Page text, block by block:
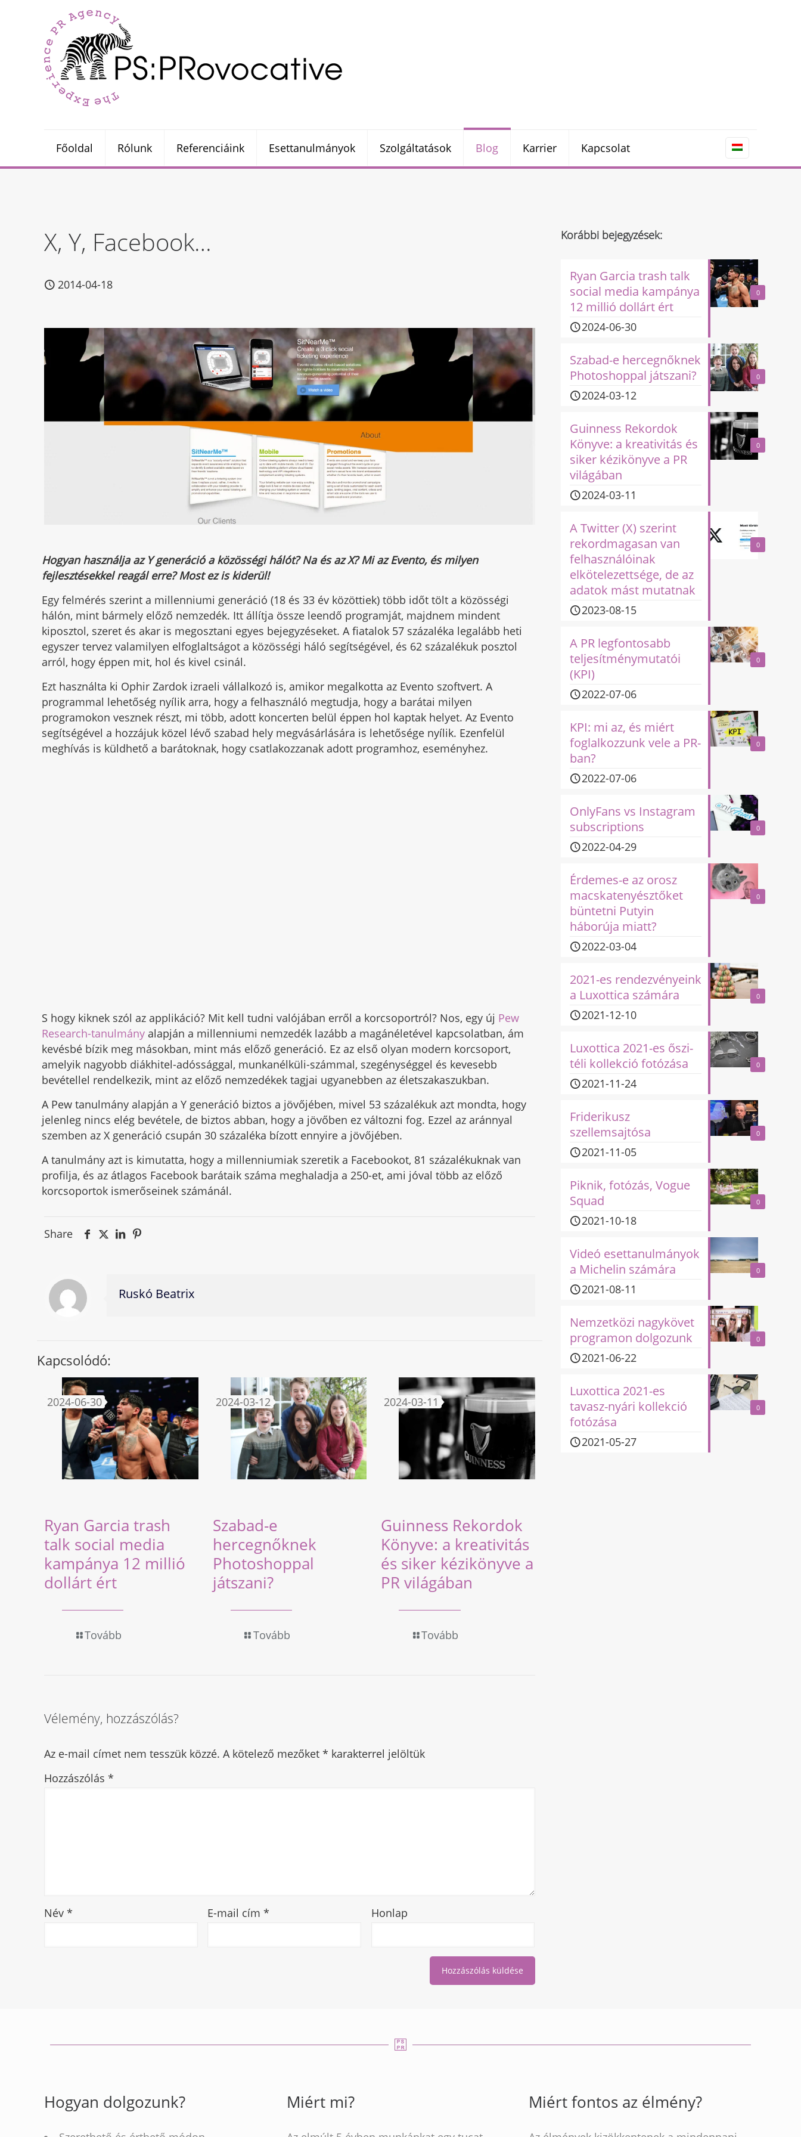
Főoldal Rólunk Referenciáink Esettanulmányok Szolgáltatások Blog Karrier Kapcsolat
X, Y, Facebook…
2014-04-18
Hogyan használja az Y generáció a közösségi hálót? Na és az X? Mi az Evento, és milyen
fejlesztésekkel reagál erre? Most ez is kiderül!
Egy felmérés szerint a millenniumi generáció (18 és 33 év közöttiek) több időt tölt a közösségi
hálón, mint bármely előző nemzedék. Itt állítja össze leendő programját, majdnem mindent
kiposztol, szeret és akar is megosztani egyes bejegyzéseket. A fiatalok 57 százaléka legalább heti
egyszer tervez valamilyen elfoglaltságot a közösségi háló segítségével, és 62 százalékuk posztol
arról, hogy éppen mit, hol és kivel csinál.
Ezt használta ki Ophir Zardok izraeli vállalkozó is, amikor megalkotta az Evento szoftvert. A
programmal lehetőség nyílik arra, hogy a felhasználó megtudja, hogy a barátai milyen
programokon vesznek részt, mi több, adott koncerten belül éppen hol kaptak helyet. Az Evento
segítségével a hozzájuk közel lévő szabad hely megvásárlására is lehetősége nyílik. Ezenfelül
meghívás is küldhető a barátoknak, hogy csatlakozzanak adott programhoz, eseményhez.
S hogy kiknek szól az applikáció? Mit kell tudni valójában erről a korcsoportról? Nos, egy új Pew
Research-tanulmány alapján a millenniumi nemzedék lazább a magánéletével kapcsolatban, ám
kevésbé bízik meg másokban, mint más előző generáció. Ez az első olyan modern korcsoport,
amelyik nagyobb diákhitel-adóssággal, munkanélküli-számmal, szegénységgel és kevesebb
bevétellel rendelkezik, mint az előző nemzedékek tagjai ugyanebben az életszakaszukban.
A Pew tanulmány alapján a Y generáció biztos a jövőjében, mivel 53 százalékuk azt mondta, hogy
jelenleg nincs elég bevétele, de biztos abban, hogy a jövőben ez változni fog. Ezzel az aránnyal
szemben az X generáció csupán 30 százaléka bízott ennyire a jövőjében.
A tanulmány azt is kimutatta, hogy a millenniumiak szeretik a Facebookot, 81 százalékuknak van
profilja, és az átlagos Facebook barátaik száma meghaladja a 250-et, ami jóval több az előző
korcsoportok ismerőseinek számánál.
Share
Ruskó Beatrix
Kapcsolódó:
2024-06-30
Ryan Garcia trash
talk social media
kampánya 12 millió
dollárt ért
Tovább
2024-03-12
Szabad-e
hercegnőknek
Photoshoppal
játszani?
Tovább
2024-03-11
Guinness Rekordok
Könyve: a kreativitás
és siker kézikönyve a
PR világában
Tovább
Vélemény, hozzászólás?
Az e-mail címet nem tesszük közzé. A kötelező mezőket * karakterrel jelöltük
Hozzászólás *
Név * E-mail cím* Honlap
Korábbi bejegyzések:
0
Ryan Garcia trash talk
social media kampánya
12 millió dollárt ért
2024-06-30
0
Szabad-e hercegnőknek
Photoshoppal játszani?
2024-03-12
0
Guinness Rekordok
Könyve: a kreativitás és
siker kézikönyve a PR
világában
2024-03-11
0
A Twitter (X) szerint
rekordmagasan van
felhasználóinak
elkötelezettsége, de az
adatok mást mutatnak
2023-08-15
0
A PR legfontosabb
teljesítménymutatói
(KPI)
2022-07-06
0
KPI: mi az, és miért
foglalkozzunk vele a PR-
ban?
2022-07-06
0
OnlyFans vs Instagram
subscriptions
2022-04-29
0
Érdemes-e az orosz
macskatenyésztőket
büntetni Putyin
háborúja miatt?
2022-03-04
0
2021-es rendezvényeink
a Luxottica számára
2021-12-10
0
Luxottica 2021-es őszi-
téli kollekció fotózása
2021-11-24
0
Friderikusz
szellemsajtósa
2021-11-05
0
Piknik, fotózás, Vogue
Squad
2021-10-18
0
Videó esettanulmányok
a Michelin számára
2021-08-11
0
Nemzetközi nagykövet
programon dolgozunk
2021-06-22
0
Luxottica 2021-es
tavasz-nyári kollekció
fotózása
2021-05-27
Hogyan dolgozunk? Miért mi? Miért fontos az élmény?